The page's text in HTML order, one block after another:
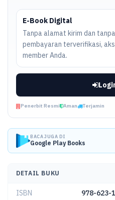
E-Book Digital
Tanpa alamat kirim dan
pembayaran terverifikasi,
member Anda.
Penerbit Resmi Aman Terjamin
BACA JUGA DI
Google Play Books
DETAIL BUKU
ISBN 978-623-